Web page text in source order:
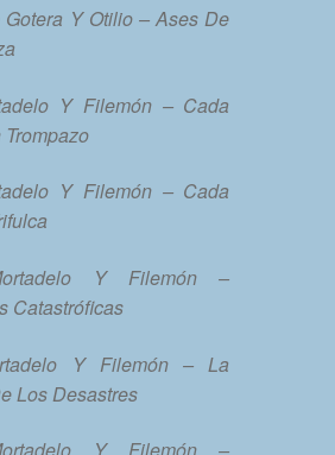
Y Otilio – Ases De
Y Filemón – Cada
Y Filemón – Cada
Y Filemón –
Catastróficas
Y Filemón – La
Los Desastres